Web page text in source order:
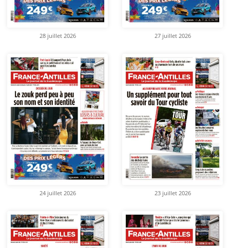
28 juillet 2026 27 juillet 2026
24 juillet 2026 23 juillet 2026